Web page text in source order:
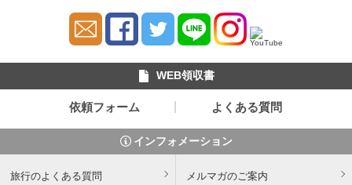
WEB領収書
依頼フォーム よくある質問
インフォメーション
旅行のよくある質問 メルマガのご案内